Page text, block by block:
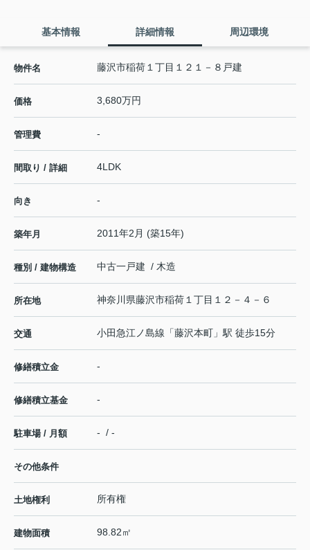
基本情報 詳細情報 周辺環境
物件名 藤沢市稲荷１丁目１２１－８戸建
価格 3,680万円
管理費 -
間取り / 詳細 4LDK
向き -
築年月 2011年2月 (築15年)
種別 / 建物構造 中古一戸建 / 木造
所在地 神奈川県藤沢市稲荷 １丁目１２－４－６
交通 小田急江ノ島線 「藤沢本町 」駅 徒歩15分
修繕積立金 -
修繕積立基金 -
駐車場 / 月額 - / -
その他条件
土地権利 所有権
建物面積 98.82㎡